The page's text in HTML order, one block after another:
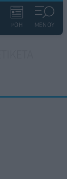
ΡΟΗ ΜΕΝΟΥ